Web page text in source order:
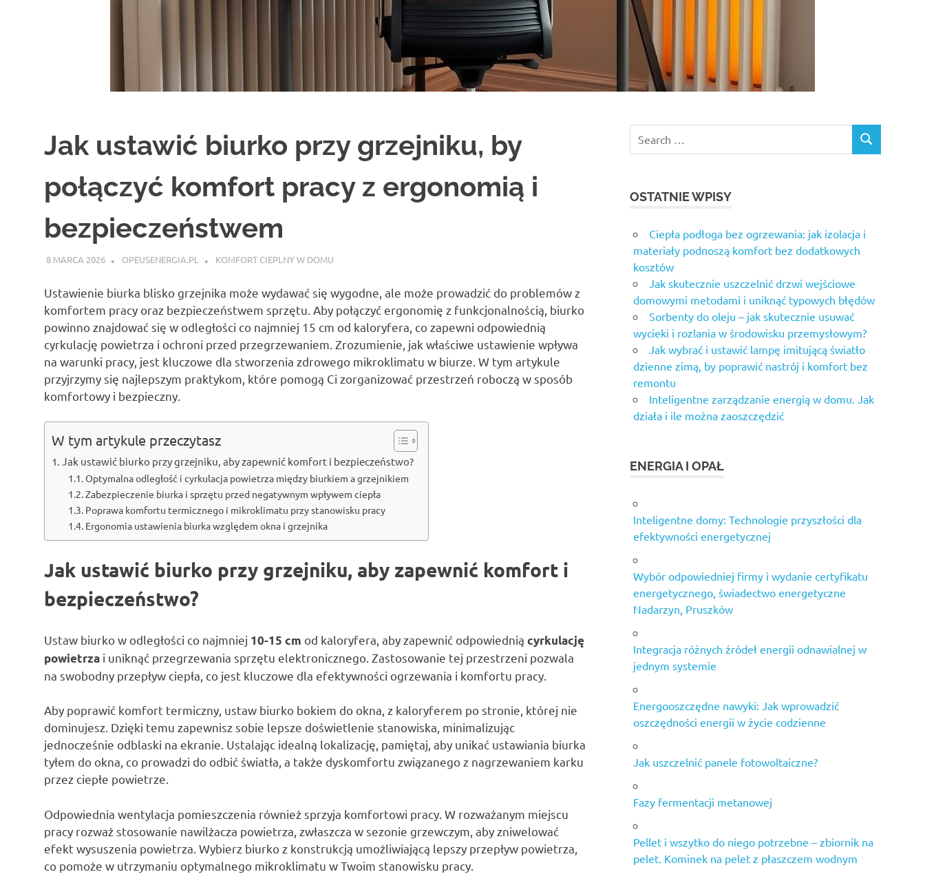
Jak ustawić biurko przy grzejniku, by
połączyć komfort pracy z ergonomią i
bezpieczeństwem
8 MARCA 2026 OPEUSENERGIA.PL KOMFORT CIEPLNY W DOMU
Ustawienie biurka blisko grzejnika może wydawać się wygodne, ale może prowadzić do problemów z
komfortem pracy oraz bezpieczeństwem sprzętu. Aby połączyć ergonomię z funkcjonalnością, biurko
powinno znajdować się w odległości co najmniej 15 cm od kaloryfera, co zapewni odpowiednią
cyrkulację powietrza i ochroni przed przegrzewaniem. Zrozumienie, jak właściwe ustawienie wpływa
na warunki pracy, jest kluczowe dla stworzenia zdrowego mikroklimatu w biurze. W tym artykule
przyjrzymy się najlepszym praktykom, które pomogą Ci zorganizować przestrzeń roboczą w sposób
komfortowy i bezpieczny.
W tym artykule przeczytasz
Jak ustawić biurko przy grzejniku, aby zapewnić komfort i bezpieczeństwo?
Optymalna odległość i cyrkulacja powietrza między biurkiem a grzejnikiem
Zabezpieczenie biurka i sprzętu przed negatywnym wpływem ciepła
Poprawa komfortu termicznego i mikroklimatu przy stanowisku pracy
Ergonomia ustawienia biurka względem okna i grzejnika
Jak ustawić biurko przy grzejniku, aby zapewnić komfort i
bezpieczeństwo?
Ustaw biurko w odległości co najmniej 10-15 cm od kaloryfera, aby zapewnić odpowiednią cyrkulację
powietrza i uniknąć przegrzewania sprzętu elektronicznego. Zastosowanie tej przestrzeni pozwala
na swobodny przepływ ciepła, co jest kluczowe dla efektywności ogrzewania i komfortu pracy.
Aby poprawić komfort termiczny, ustaw biurko bokiem do okna, z kaloryferem po stronie, której nie
dominujesz. Dzięki temu zapewnisz sobie lepsze doświetlenie stanowiska, minimalizując
jednocześnie odblaski na ekranie. Ustalając idealną lokalizację, pamiętaj, aby unikać ustawiania biurka
tyłem do okna, co prowadzi do odbić światła, a także dyskomfortu związanego z nagrzewaniem karku
przez ciepłe powietrze.
Odpowiednia wentylacja pomieszczenia również sprzyja komfortowi pracy. W rozważanym miejscu
pracy rozważ stosowanie nawilżacza powietrza, zwłaszcza w sezonie grzewczym, aby zniwelować
efekt wysuszenia powietrza. Wybierz biurko z konstrukcją umożliwiającą lepszy przepływ powietrza,
co pomoże w utrzymaniu optymalnego mikroklimatu w Twoim stanowisku pracy.
for:
SEARCH
OSTATNIE WPISY
Ciepła podłoga bez ogrzewania: jak izolacja i
materiały podnoszą komfort bez dodatkowych
kosztów
Jak skutecznie uszczelnić drzwi wejściowe
domowymi metodami i uniknąć typowych błędów
Sorbenty do oleju – jak skutecznie usuwać
wycieki i rozlania w środowisku przemysłowym?
Jak wybrać i ustawić lampę imitującą światło
dzienne zimą, by poprawić nastrój i komfort bez
remontu
Inteligentne zarządzanie energią w domu. Jak
działa i ile można zaoszczędzić
ENERGIA I OPAŁ
Inteligentne domy: Technologie przyszłości dla
efektywności energetycznej
Wybór odpowiedniej firmy i wydanie certyfikatu
energetycznego, świadectwo energetyczne
Nadarzyn, Pruszków
Integracja różnych źródeł energii odnawialnej w
jednym systemie
Energooszczędne nawyki: Jak wprowadzić
oszczędności energii w życie codzienne
Jak uszczelnić panele fotowoltaiczne?
Fazy fermentacji metanowej
Pellet i wszytko do niego potrzebne – zbiornik na
pelet. Kominek na pelet z płaszczem wodnym